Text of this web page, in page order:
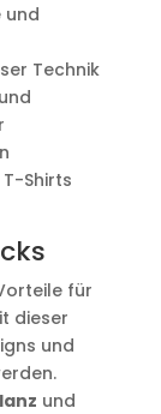
und
Technik
Shirts
für
dieser
und
und